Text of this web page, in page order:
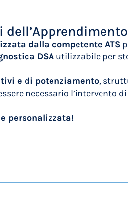
dell’Apprendimento
dalla competente ATS
DSA utilizzabile per
e di potenziamento,
necessario l’intervento
personalizzata!